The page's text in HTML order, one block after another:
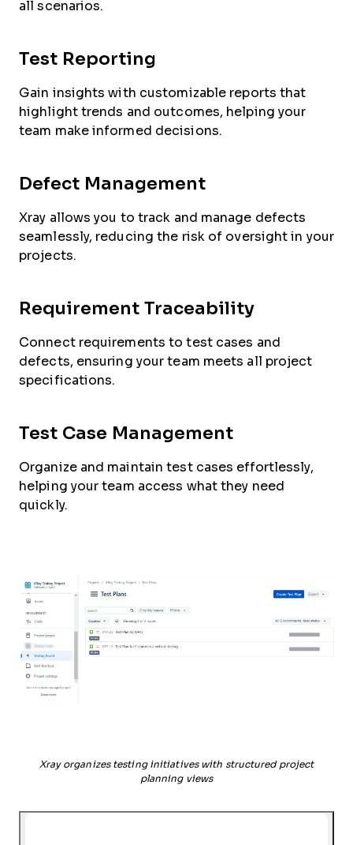
all scenarios.
Test Reporting
Gain insights with customizable reports that
highlight trends and outcomes, helping your
team make informed decisions.
Defect Management
Xray allows you to track and manage defects
seamlessly, reducing the risk of oversight in your
projects.
Requirement Traceability
Connect requirements to test cases and
defects, ensuring your team meets all project
specifications.
Test Case Management
Organize and maintain test cases effortlessly,
helping your team access what they need
quickly.
Xray organizes testing initiatives with structured project
planning views